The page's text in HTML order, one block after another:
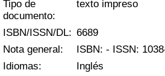
Tipo de
documento:
texto impreso
ISBN/ISSN/DL: 6689
Nota general:
ISBN: - ISSN:
Idiomas:
Inglés